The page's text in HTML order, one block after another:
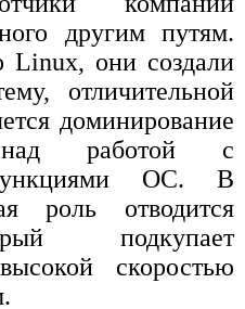
другим путям.
Linux, они создали
отличительной
доминирование
над работой с
ОС. В
роль отводится
подкупает
скоростью